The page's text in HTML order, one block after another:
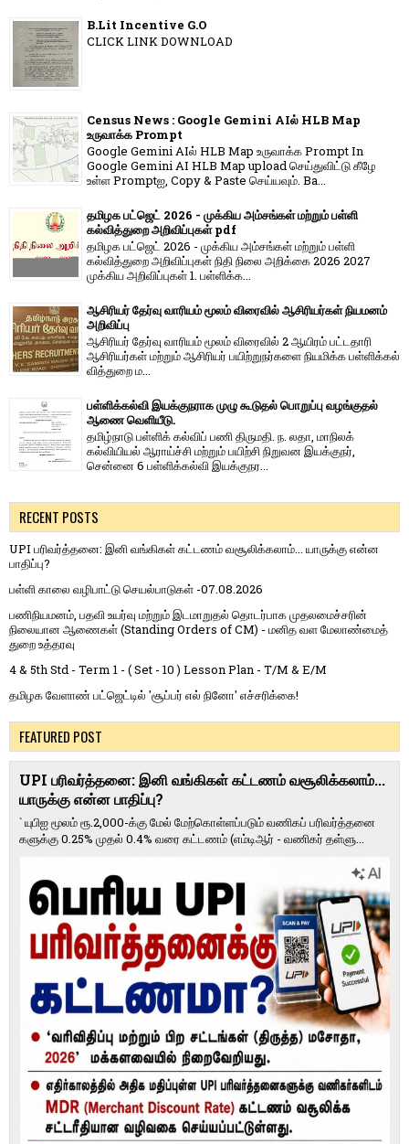
B.Lit Incentive G.O
CLICK LINK DOWNLOAD
Census News : Google Gemini AIல் HLB Map
உருவாக்க Prompt
Google Gemini AIல் HLB Map உருவாக்க Prompt In
Google Gemini AI HLB Map upload செய்துவிட்டு கீழே
உள்ள Promptஐ, Copy & Paste செய்யவும். Ba...
தமிழக பட்ஜெட் 2026 - முக்கிய அம்சங்கள் மற்றும் பள்ளி
கல்வித்துறை அறிவிப்புகள் pdf
தமிழக பட்ஜெட் 2026 - முக்கிய அம்சங்கள் மற்றும் பள்ளி
கல்வித்துறை அறிவிப்புகள் நிதி நிலை அறிக்கை 2026 2027
முக்கிய அறிவிப்புகள் 1. பள்ளிக்க...
ஆசிரியர் தேர்வு வாரியம் மூலம் விரைவில் ஆசிரியர்கள் நியமனம்
அறிவிப்பு
ஆசிரியர் தேர்வு வாரி​யம் மூலம் விரை​வில் 2 ஆயிரம் பட்​ட​தாரி
ஆசிரியர்​கள் மற்​றும் ஆசிரியர் பயிற்றுநர்​களை நியமிக்க பள்​ளிக்​கல்​
வித்​துறை ம...
பள்ளிக்கல்வி இயக்குநராக முழு கூடுதல் பொறுப்பு வழங்குதல்
ஆணை வெளியீடு.
தமிழ்நாடு பள்ளிக் கல்விப் பணி திருமதி. ந. லதா, மாநிலக்
கல்வியியல் ஆராய்ச்சி மற்றும் பயிற்சி நிறுவன இயக்குநர்,
சென்னை 6 பள்ளிக்கல்வி இயக்குநர...
RECENT POSTS
UPI பரிவர்த்தனை: இனி வங்கிகள் கட்டணம் வசூலிக்கலாம்... யாருக்கு என்ன
பாதிப்பு?
பள்ளி காலை வழிபாட்டு செயல்பாடுகள் -07.08.2026
பணிநியமனம், பதவி உயர்வு மற்றும் இடமாறுதல் தொடர்பாக முதலமைச்சரின்
நிலையான ஆணைகள் (Standing Orders of CM) - மனித வள மேலாண்மைத்
துறை உத்தரவு
4 & 5th Std - Term 1 - ( Set - 10 ) Lesson Plan - T/M & E/M
தமிழக வேளாண் பட்ஜெட்டில் 'சூப்பர் எல் நினோ' எச்சரிக்கை!
FEATURED POST
UPI பரிவர்த்தனை: இனி வங்கிகள் கட்டணம் வசூலிக்கலாம்...
யாருக்கு என்ன பாதிப்பு?
` யுபிஐ மூலம் ரூ.2,000-க்கு மேல் மேற்​கொள்​ளப்​படும் வணி​கப் பரிவர்த்​தனை​
களுக்கு 0.25% முதல் 0.4% வரை கட்​ட​ணம் (எம்​டிஆர் - வணி​கர் தள்​ளு...